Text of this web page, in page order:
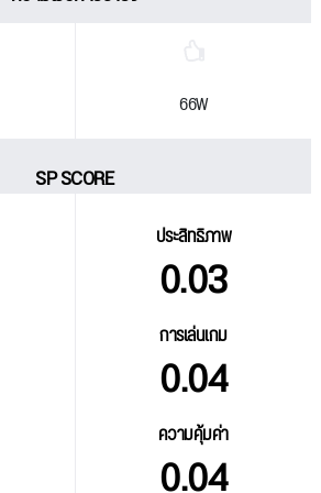
66W
SP SCORE
ประสิทธิภาพ
0.03
การเล่นเกม
0.04
ความคุ้มค่า